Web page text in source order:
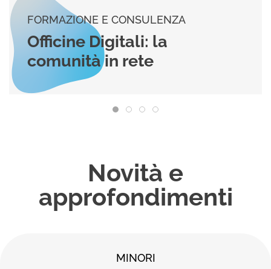
Coordinare gruppi di
project management e
gestione del gruppo di
lavoro in ambito
Novità e
approfondimenti